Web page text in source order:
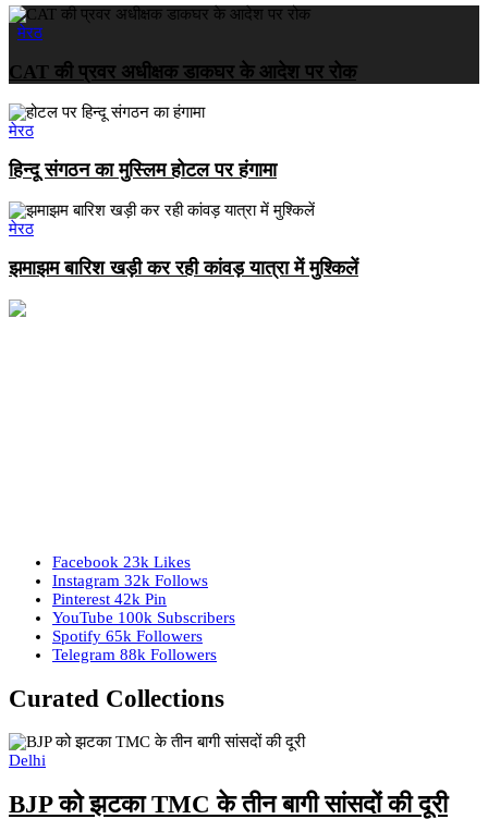
मेरठ
CAT की प्रवर अधीक्षक डाकघर के आदेश पर रोक
मेरठ
हिन्दू संगठन का मुस्लिम होटल पर हंगामा
मेरठ
झमाझम बारिश खड़ी कर रही कांवड़ यात्रा में मुश्किलें
Facebook 23k Likes
Instagram 32k Follows
Pinterest 42k Pin
YouTube 100k Subscribers
Spotify 65k Followers
Telegram 88k Followers
Curated Collections
Delhi
BJP को झटका TMC के तीन बागी सांसदों की दूरी